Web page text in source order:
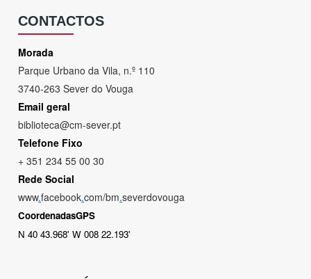
CONTACTOS
Morada
Parque Urbano da Vila, n.º 110
3740-263 Sever do Vouga
Email geral
biblioteca@cm-sever.pt
Telefone Fixo
+ 351 234 55 00 30
Rede Social
www.facebook.com/bm.severdovouga
CoordenadasGPS
N 40 43.968' W 008 22.193'